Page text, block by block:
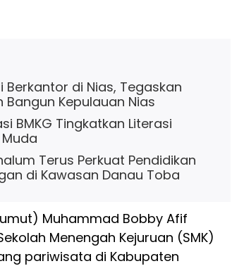
di Nias, Tegaskan
Kepulauan Nias
BMKG Tingkatkan Literasi
Terus Perkuat Pendidikan
di Kawasan Danau Toba
Muhammad Bobby Afif
Menengah Kejuruan (SMK)
pariwisata di Kabupaten